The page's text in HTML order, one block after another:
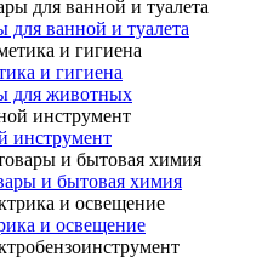
для ванной и туалета
и гигиена
для животных
инструмент
и бытовая химия
и освещение